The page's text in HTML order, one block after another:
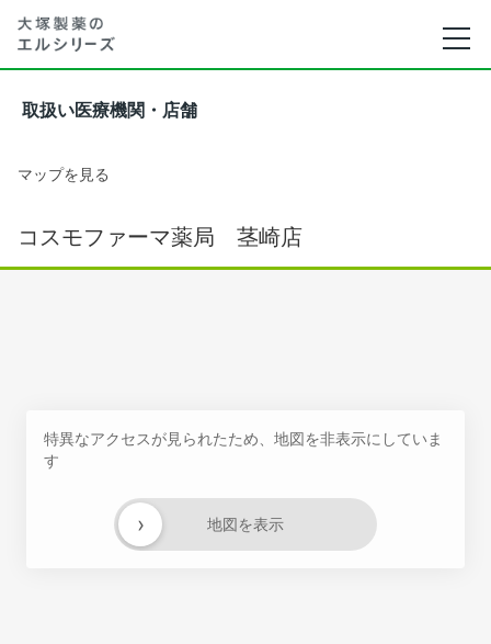
取扱い医療機関・店舗
マップを見る
コスモファーマ薬局 茎崎店
特異なアクセスが見られたため、地図を非表示にしていま
す
地図を表示
›